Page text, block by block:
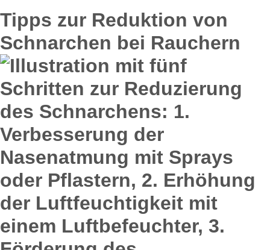
Tipps zur Reduktion von
Schnarchen bei Rauchern